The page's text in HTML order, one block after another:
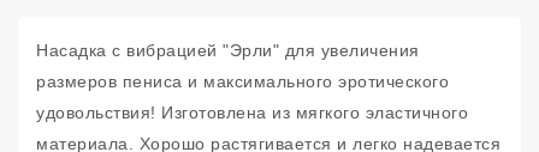
Насадка с вибрацией "Эрли" для увеличения
размеров пениса и максимального эротического
удовольствия! Изготовлена из мягкого эластичного
материала. Хорошо растягивается и легко надевается